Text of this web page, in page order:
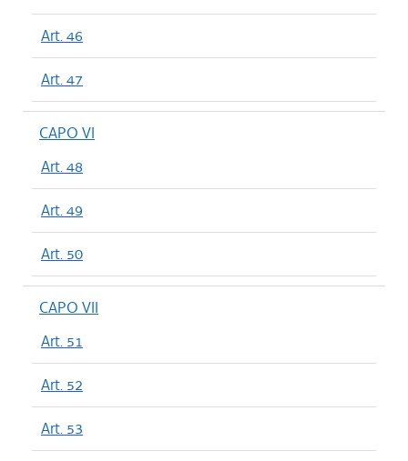
Art. 46
Art. 47
CAPO VI
Art. 48
Art. 49
Art. 50
CAPO VII
Art. 51
Art. 52
Art. 53